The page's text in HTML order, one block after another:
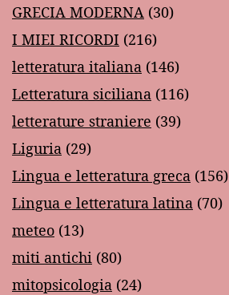
GRECIA MODERNA (30)
I MIEI RICORDI (216)
letteratura italiana (146)
Letteratura siciliana (116)
letterature straniere (39)
Liguria (29)
Lingua e letteratura greca (156)
Lingua e letteratura latina (70)
meteo (13)
miti antichi (80)
mitopsicologia (24)